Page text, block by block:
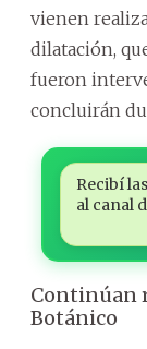
vienen
dilatación,
fueron
concluirán
Recibí
al canal
Continúan
Botánico